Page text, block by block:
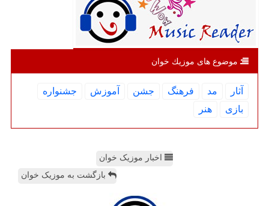
موضوع های موزیك خوان
آثار مد فرهنگ جشن آموزش
جشنواره
بازی
هنر
اخبار موزیک خوان
بازگشت به موزیک خوان